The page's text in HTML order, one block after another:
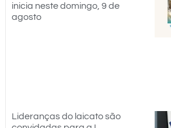
inicia neste domingo, 9 de
agosto
Lideranças do laicato são